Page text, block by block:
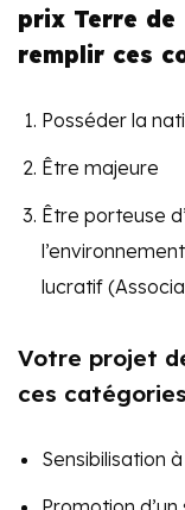
prix Terre de
remplir ces
Posséder la
Être majeure
Être porteuse
lucratif
Votre projet
ces
Sensibilisation